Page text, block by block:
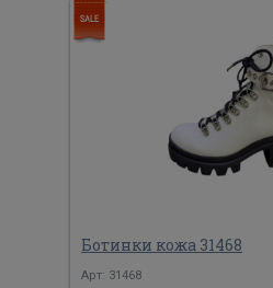
Ботинки кожа 31468
Арт: 31468